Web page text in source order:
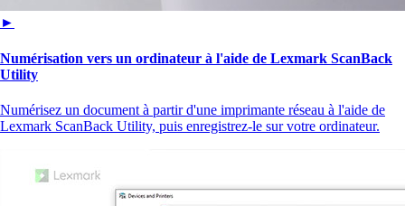
►
Numérisation vers un ordinateur à l'aide de Lexmark ScanBack
Utility
Numérisez un document à partir d'une imprimante réseau à l'aide de
Lexmark ScanBack Utility, puis enregistrez-le sur votre ordinateur.